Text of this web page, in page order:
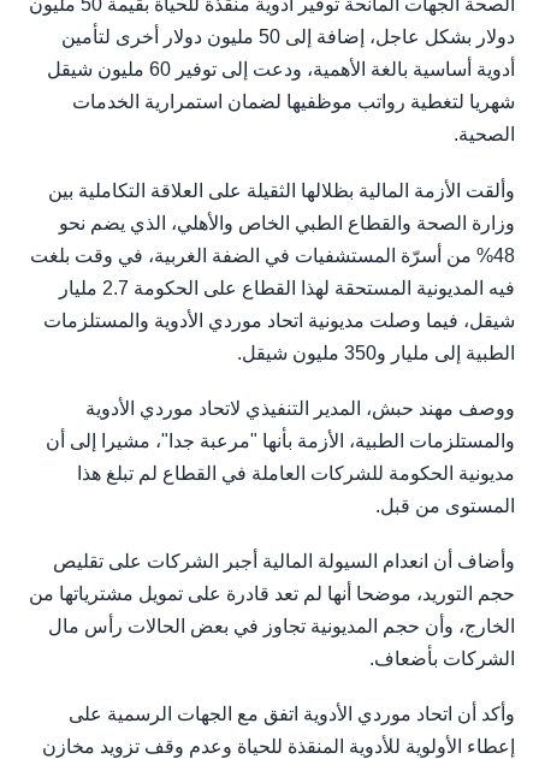
الصحة الجهات المانحة توفير أدوية منقذة للحياة بقيمة 50 مليون
دولار بشكل عاجل، إضافة إلى 50 مليون دولار أخرى لتأمين
أدوية أساسية بالغة الأهمية، ودعت إلى توفير 60 مليون شيقل
شهريا لتغطية رواتب موظفيها لضمان استمرارية الخدمات
الصحية.
وألقت الأزمة المالية بظلالها الثقيلة على العلاقة التكاملية بين
وزارة الصحة والقطاع الطبي الخاص والأهلي، الذي يضم نحو
48% من أسرّة المستشفيات في الضفة الغربية، في وقت بلغت
فيه المديونية المستحقة لهذا القطاع على الحكومة 2.7 مليار
شيقل، فيما وصلت مديونية اتحاد موردي الأدوية والمستلزمات
الطبية إلى مليار و350 مليون شيقل.
ووصف مهند حبش، المدير التنفيذي لاتحاد موردي الأدوية
والمستلزمات الطبية، الأزمة بأنها "مرعبة جدا"، مشيرا إلى أن
مديونية الحكومة للشركات العاملة في القطاع لم تبلغ هذا
المستوى من قبل.
وأضاف أن انعدام السيولة المالية أجبر الشركات على تقليص
حجم التوريد، موضحا أنها لم تعد قادرة على تمويل مشترياتها من
الخارج، وأن حجم المديونية تجاوز في بعض الحالات رأس مال
الشركات بأضعاف.
وأكد أن اتحاد موردي الأدوية اتفق مع الجهات الرسمية على
إعطاء الأولوية للأدوية المنقذة للحياة وعدم وقف تزويد مخازن